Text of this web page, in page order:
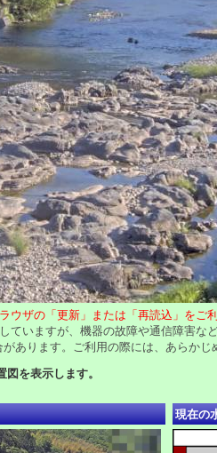
ウザの「更新」または「再読込」をご
していますが、機器の故障や通信障害な
あります。ご利用の際には、あらかじ
図を表示します。
現在の